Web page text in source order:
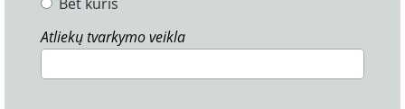
Atliekų tvarkymo veikla